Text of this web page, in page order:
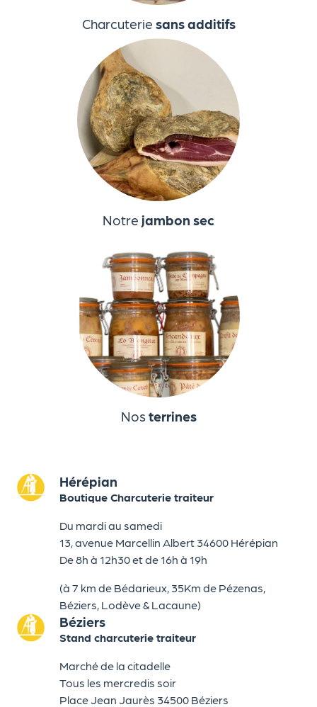
Charcuterie sans additifs
Notre jambon sec
Nosterrines
Hérépian
Boutique Charcuterie traiteur
Du mardi au samedi
13, avenue Marcellin Albert 34600 Hérépian
De 8h à 12h30 et de 16h à 19h
(à 7 km de Bédarieux, 35Km de Pézenas,
Béziers, Lodève & Lacaune)
Béziers
Stand charcuterie traiteur
Marché de la citadelle
Tous les mercredis soir
Place Jean Jaurès 34500 Béziers